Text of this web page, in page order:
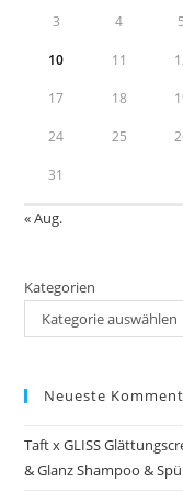
3 4 5
10 11
17 18
24 25
31
« Aug.
Kategorien
Kategorie auswählen
Neueste
Taft x GLISS
& Glanz Shampoo &